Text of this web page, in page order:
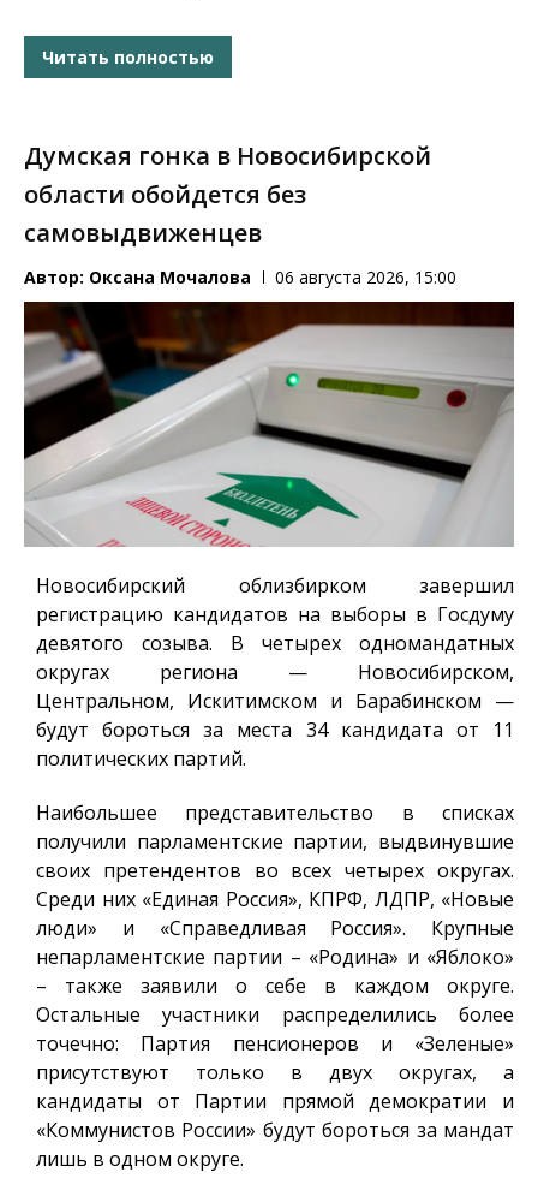
Читать полностью
Думская гонка в Новосибирской
области обойдется без
самовыдвиженцев
Автор: Оксана Мочалова 06 августа 2026, 15:00
Новосибирский облизбирком завершил
регистрацию кандидатов на выборы в Госдуму
девятого созыва. В четырех одномандатных
округах региона — Новосибирском,
Центральном, Искитимском и Барабинском —
будут бороться за места 34 кандидата от 11
политических партий.
Наибольшее представительство в списках
получили парламентские партии, выдвинувшие
своих претендентов во всех четырех округах.
Среди них «Единая Россия», КПРФ, ЛДПР, «Новые
люди» и «Справедливая Россия». Крупные
непарламентские партии – «Родина» и «Яблоко»
– также заявили о себе в каждом округе.
Остальные участники распределились более
точечно: Партия пенсионеров и «Зеленые»
присутствуют только в двух округах, а
кандидаты от Партии прямой демократии и
«Коммунистов России» будут бороться за мандат
лишь в одном округе.